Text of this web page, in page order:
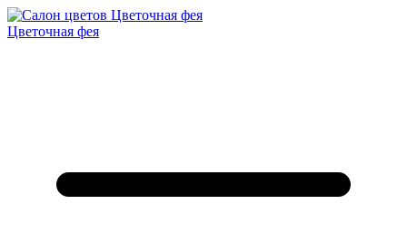
Цветочная фея